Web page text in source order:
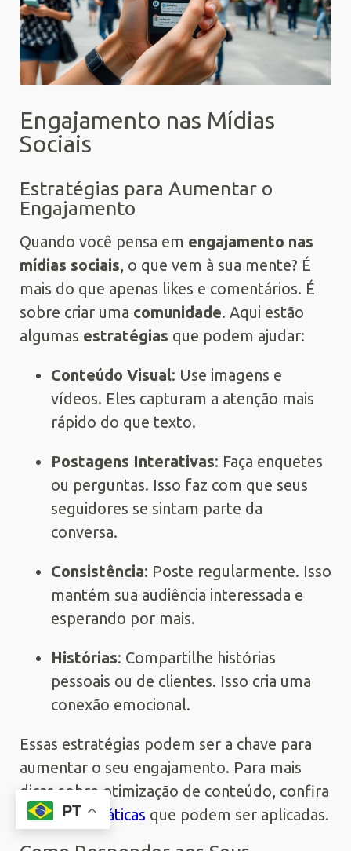
Engajamento nas Mídias
Sociais
Estratégias para Aumentar o
Engajamento
Quando você pensa em engajamento nas
mídias sociais, o que vem à sua mente? É
mais do que apenas likes e comentários. É
sobre criar uma comunidade. Aqui estão
algumas estratégias que podem ajudar:
Conteúdo Visual: Use imagens e
vídeos. Eles capturam a atenção mais
rápido do que texto.
Postagens Interativas: Faça enquetes
ou perguntas. Isso faz com que seus
seguidores se sintam parte da
conversa.
Consistência: Poste regularmente. Isso
mantém sua audiência interessada e
esperando por mais.
Histórias: Compartilhe histórias
pessoais ou de clientes. Isso cria uma
conexão emocional.
Essas estratégias podem ser a chave para
aumentar o seu engajamento. Para mais
dicas sobre otimização de conteúdo, confira
melhores práticas que podem ser aplicadas.
PT